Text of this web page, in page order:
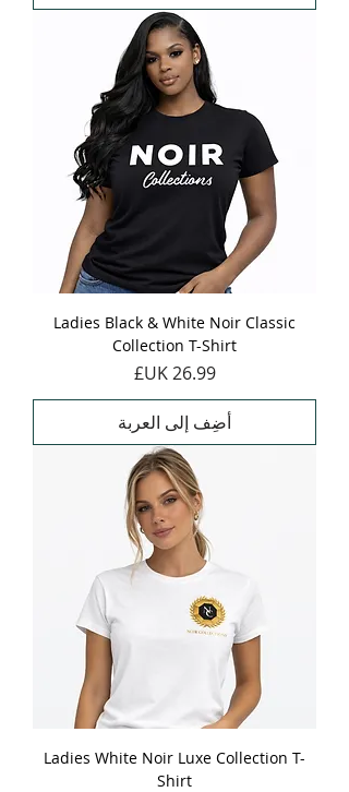
Ladies Black & White Noir Classic
Collection T-Shirt
السعر‏26.99 UK£
أضِف إلى العربة
Ladies White Noir Luxe Collection T-
Shirt